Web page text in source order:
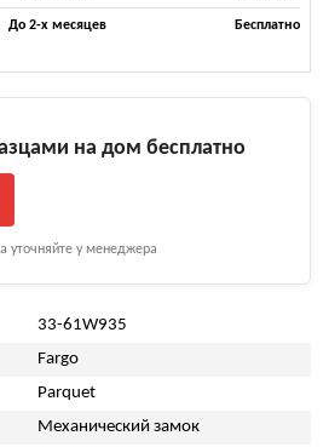
До 2-х месяцев Бесплатно
на дом бесплатно
уточняйте у менеджера
33-61W935
Fargo
Parquet
Механический замок